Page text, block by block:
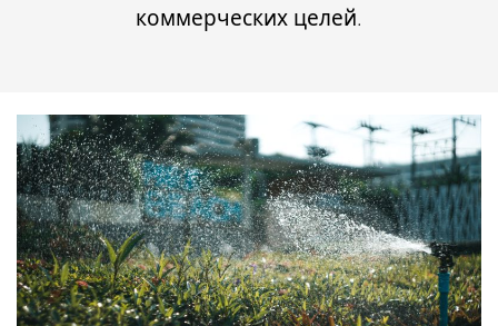
коммерческих целей.